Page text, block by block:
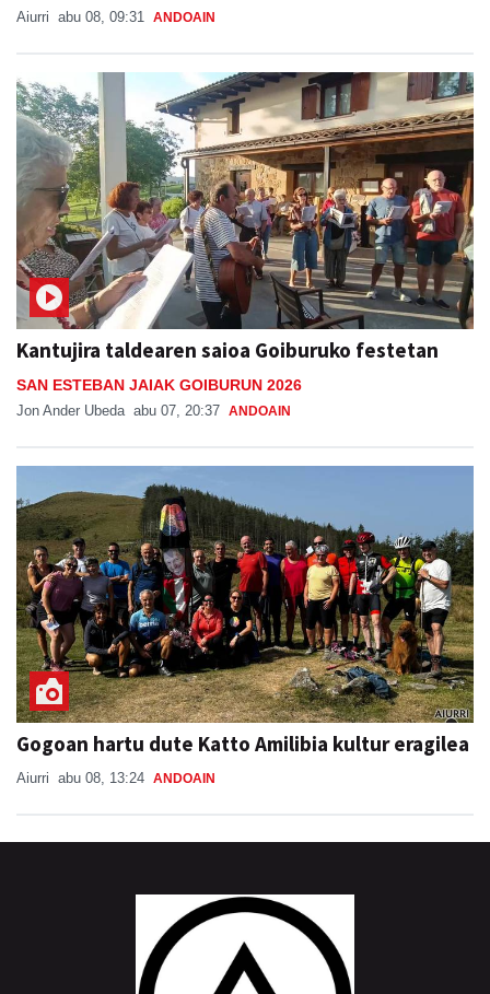
Aiurri abu 08, 09:31 ANDOAIN
Kantujira taldearen saioa Goiburuko festetan
SAN ESTEBAN JAIAK GOIBURUN 2026
Jon Ander Ubeda abu 07, 20:37 ANDOAIN
Gogoan hartu dute Katto Amilibia kultur eragilea
Aiurri abu 08, 13:24 ANDOAIN